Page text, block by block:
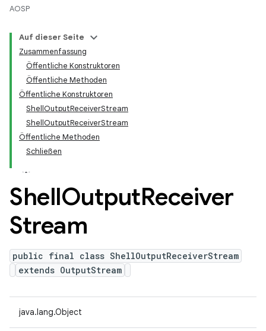
AOSP
Auf dieser Seite
Zusammenfassung
Öffentliche Konstruktoren
Öffentliche Methoden
Öffentliche Konstruktoren
ShellOutputReceiverStream
ShellOutputReceiverStream
Öffentliche Methoden
Schließen
ShellOutputReceiver
Stream
public final class ShellOutputReceiverStream
extends OutputStream
java.lang.Object